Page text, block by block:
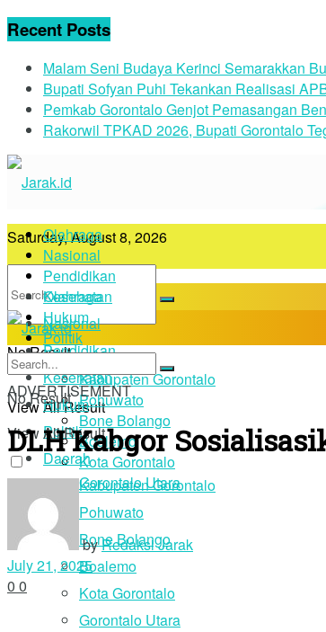
Recent Posts
Malam Seni Budaya Kerinci Semarakkan
Bupati Sofyan Puhi Tekankan Realisasi
Pemkab Gorontalo Genjot Pemasangan
Rakorwil TPKAD 2026, Bupati Gorontalo
Saturday, August 8, 2026
No Result
View All Result
Login
Olahraga
Nasional
Pendidikan
Kesehatan
Hukum
Politik
Daerah
Kabupaten Gorontalo
Pohuwato
Bone Bolango
Boalemo
Kota Gorontalo
Gorontalo Utara
Olahraga
Nasional
Pendidikan
Kesehatan
Hukum
Politik
Daerah
Kabupaten Gorontalo
Pohuwato
Bone Bolango
Boalemo
Kota Gorontalo
Gorontalo Utara
No Result
View All Result
ADVERTISEMENT
DLH Kabgor
byRedaksi Jarak
July 21, 2025
0 0